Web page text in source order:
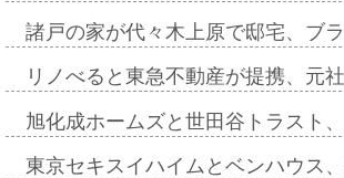
諸戸の家が代々木上原で邸宅、ブ
リノべると東急不動産が提携、元
旭化成ホームズと世田谷トラスト
東京セキスイハイムとベンハウス